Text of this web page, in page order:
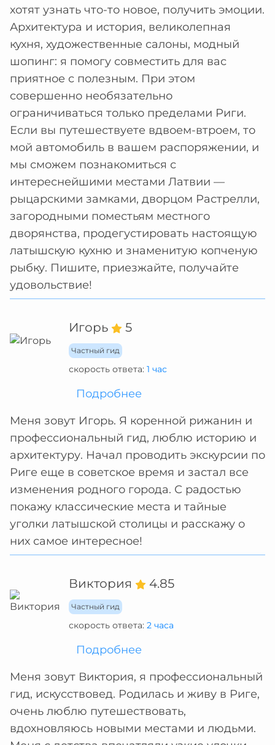
хотят узнать что-то новое, получить эмоции.
Архитектура и история, великолепная
кухня, художественные салоны, модный
шопинг: я помогу совместить для вас
приятное с полезным. При этом
совершенно необязательно
ограничиваться только пределами Риги.
Если вы путешествуете вдвоем-втроем, то
мой автомобиль в вашем распоряжении, и
мы сможем познакомиться с
интереснейшими местами Латвии —
рыцарскими замками, дворцом Растрелли,
загородными поместьям местного
дворянства, продегустировать настоящую
латышскую кухню и знаменитую копченую
рыбку. Пишите, приезжайте, получайте
удовольствие!
Игорь 5
Частный гид
скорость ответа: 1 час
Подробнее
Меня зовут Игорь. Я коренной рижанин и
профессиональный гид, люблю историю и
архитектуру. Начал проводить экскурсии по
Риге еще в советское время и застал все
изменения родного города. С радостью
покажу классические места и тайные
уголки латышской столицы и расскажу о
них самое интересное!
Виктория 4.85
Частный гид
скорость ответа: 2 часа
Подробнее
Меня зовут Виктория, я профессиональный
гид, искусствовед. Родилась и живу в Риге,
очень люблю путешествовать,
вдохновляюсь новыми местами и людьми.